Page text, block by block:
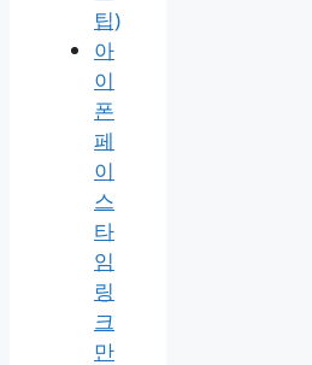
팁)
아
이
폰
페
이
스
타
임
링
크
만